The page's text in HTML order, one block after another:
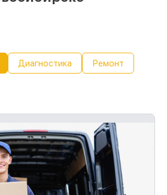
Диагностика Ремонт